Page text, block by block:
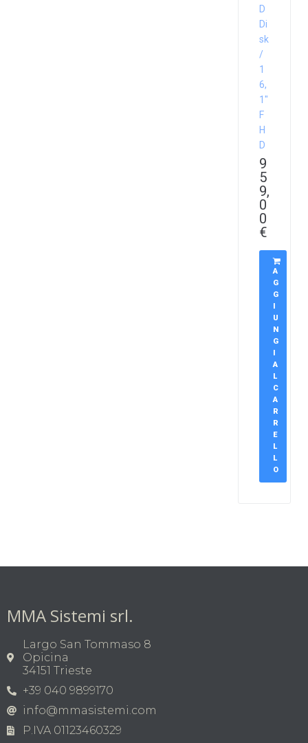
D
Di
sk
/
1
6,
1″
F
H
D
9
5
9,
0
0
€
A
G
G
I
U
N
G
I
A
L
C
A
R
R
E
L
L
O
MMA Sistemi srl.
Largo San Tommaso 8
Opicina
34151 Trieste
+39 040 9899170
info@mmasistemi.com
P.IVA 01123460329